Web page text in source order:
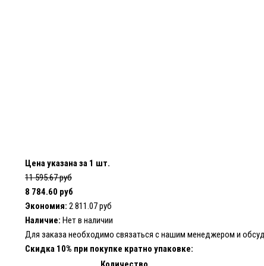
Цена указана за 1 шт.
11 595.67 руб
8 784.60 руб
Экономия: 2 811.07 руб
Наличие: Нет в наличии
Для заказа необходимо связаться с нашим менеджером и
Скидка 10% при покупке кратно упаковке: